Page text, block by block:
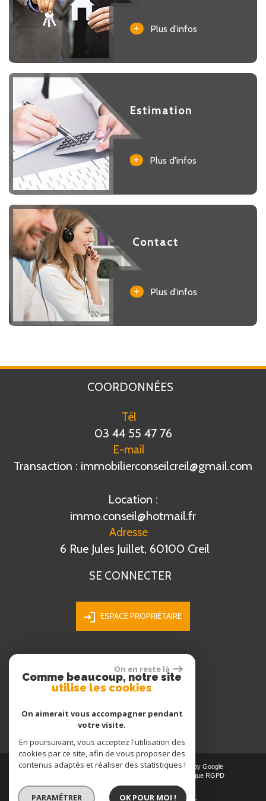
+ Plus d'infos
Estimation
+ Plus d'infos
Contact
+ Plus d'infos
COORDONNÉES
Tél
03 44 55 47 76
E-mail
Transaction : immobilierconseilcreil@gmail.com
Location :
immo.conseil@hotmail.fr
Adresse
6 Rue Jules Juillet, 60100 Creil
SE CONNECTER
ESPACE PROPRIÉTAIRE
ADHÉRENTS
© 2026 | Tous droits réservés | Traduction powered by Google
Politique RGPD
Site internet compatible multi-supports,
On en reste là
Comme beaucoup, notre site
utilise les cookies
On aimerait vous accompagner pendant
votre visite.
En poursuivant, vous acceptez l'utilisation des
cookies par ce site, afin de vous proposer des
contenus adaptés et réaliser des statistiques !
PARAMÉTRER OK POUR MOI !